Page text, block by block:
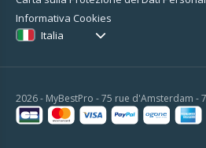
Informativa Cookies
Italia
2026 - MyBestPro - 75 rue d'Amsterdam -